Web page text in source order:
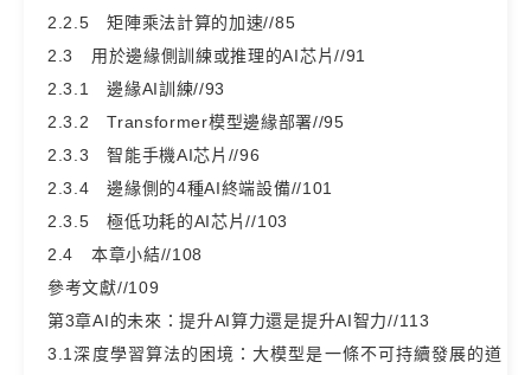
2.2.5 矩陣乘法計算的加速//85
2.3 用於邊緣側訓練或推理的AI芯片//91
2.3.1 邊緣AI訓練//93
2.3.2 Transformer模型邊緣部署//95
2.3.3 智能手機AI芯片//96
2.3.4 邊緣側的4種AI終端設備//101
2.3.5 極低功耗的AI芯片//103
2.4 本章小結//108
參考文獻//109
第3章AI的未來：提升AI算力還是提升AI智力//113
3.1深度學習算法的困境：大模型是一條不可持續發展的道